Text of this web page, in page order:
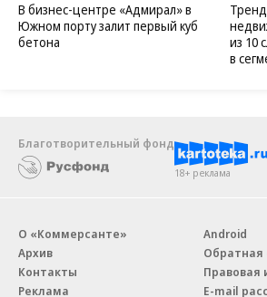
В бизнес-центре «Адмирал» в
Южном порту залит первый куб
бетона
Тренд
из 10
в
Благотворительный фонд
18+ реклама
О «Коммерсанте»
Архив
Контакты
Реклама
Android
Обратная
Правовая
E-mail